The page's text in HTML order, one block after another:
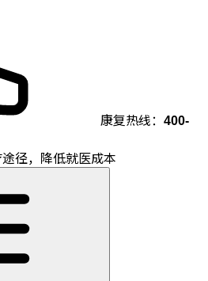
康复热线： 400-
径，降低就医成本